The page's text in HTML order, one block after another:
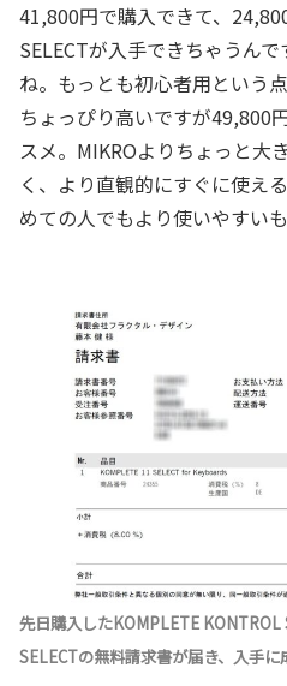
41,800円で購入できて、
SELECTが入手できちゃうん
ね。もっとも初心者用という
ちょっぴり高いですが49,800
スメ。MIKROよりちょっと大
く、より直観的にすぐに使え
めての人でもより使いやすい
先日購入したKOMPLETE KONTROL
SELECTの無料請求書が届き、入手に